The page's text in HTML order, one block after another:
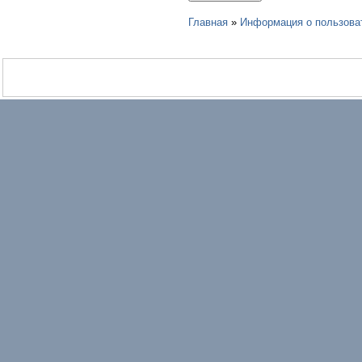
Главная » Информация о